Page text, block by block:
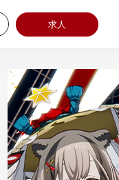
求人